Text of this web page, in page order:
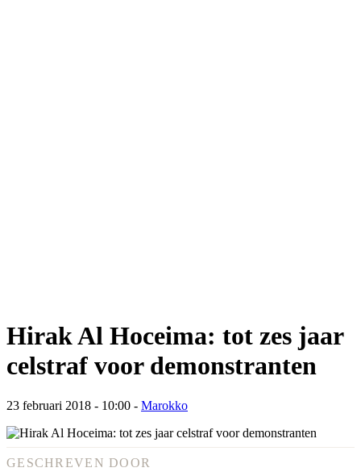
Hirak Al Hoceima: tot zes jaar
celstraf voor demonstranten
23 februari 2018 - 10:00 - Marokko
GESCHREVEN DOOR